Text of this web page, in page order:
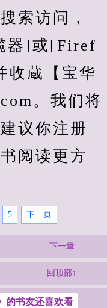
索访问，
器]或[Firef
收蔵【宝华
。我们将
议你注册
阅读更方
5 下—页
下一章
回顶部↑
的书友还喜欢看